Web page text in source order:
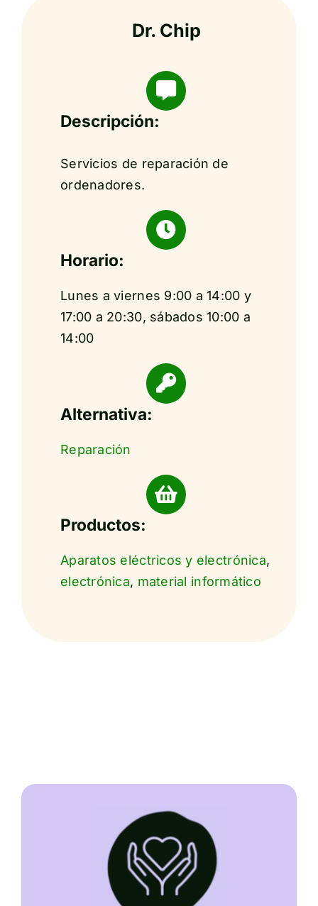
Dr. Chip
Descripción:
Servicios de reparación de
ordenadores.
Horario:
Lunes a viernes 9:00 a 14:00 y
17:00 a 20:30, sábados 10:00 a
14:00
Alternativa:
Reparación
Productos:
Aparatos eléctricos y electrónica,
electrónica, material informático